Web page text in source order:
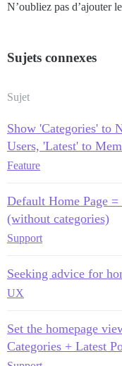
N’oubliez pas d’ajouter
Sujets connexes
Sujet
Show 'Categories' to
Users, 'Latest' to
Feature
Default Home Page =
(without categories)
Support
Seeking advice for
UX
Set the homepage
Categories + Latest